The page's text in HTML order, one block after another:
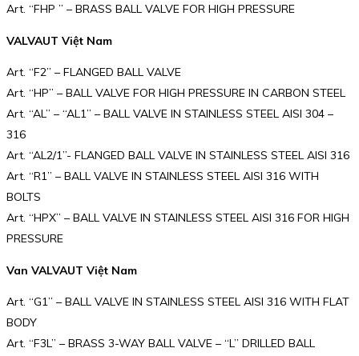
Art. “FHP ” – BRASS BALL VALVE FOR HIGH PRESSURE
VALVAUT Việt Nam
Art. “F2” – FLANGED BALL VALVE
Art. “HP” – BALL VALVE FOR HIGH PRESSURE IN CARBON STEEL
Art. “AL” – “AL1” – BALL VALVE IN STAINLESS STEEL AISI 304 –
316
Art. “AL2/1”- FLANGED BALL VALVE IN STAINLESS STEEL AISI 316
Art. “R1” – BALL VALVE IN STAINLESS STEEL AISI 316 WITH
BOLTS
Art. “HPX” – BALL VALVE IN STAINLESS STEEL AISI 316 FOR HIGH
PRESSURE
Van VALVAUT Việt Nam
Art. “G1” – BALL VALVE IN STAINLESS STEEL AISI 316 WITH FLAT
BODY
Art. “F3L” – BRASS 3-WAY BALL VALVE – “L” DRILLED BALL